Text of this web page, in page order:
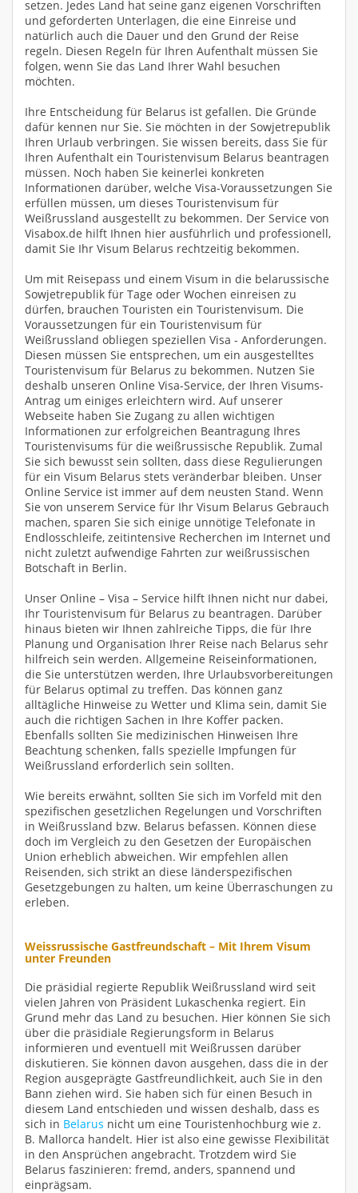
setzen. Jedes Land hat seine ganz eigenen Vorschriften
und geforderten Unterlagen, die eine Einreise und
natürlich auch die Dauer und den Grund der Reise
regeln. Diesen Regeln für Ihren Aufenthalt müssen Sie
folgen, wenn Sie das Land Ihrer Wahl besuchen
möchten.
Ihre Entscheidung für Belarus ist gefallen. Die Gründe
dafür kennen nur Sie. Sie möchten in der Sowjetrepublik
Ihren Urlaub verbringen. Sie wissen bereits, dass Sie für
Ihren Aufenthalt ein Touristenvisum Belarus beantragen
müssen. Noch haben Sie keinerlei konkreten
Informationen darüber, welche Visa-Voraussetzungen Sie
erfüllen müssen, um dieses Touristenvisum für
Weißrussland ausgestellt zu bekommen. Der Service von
Visabox.de hilft Ihnen hier ausführlich und professionell,
damit Sie Ihr Visum Belarus rechtzeitig bekommen.
Um mit Reisepass und einem Visum in die belarussische
Sowjetrepublik für Tage oder Wochen einreisen zu
dürfen, brauchen Touristen ein Touristenvisum. Die
Voraussetzungen für ein Touristenvisum für
Weißrussland obliegen speziellen Visa - Anforderungen.
Diesen müssen Sie entsprechen, um ein ausgestelltes
Touristenvisum für Belarus zu bekommen. Nutzen Sie
deshalb unseren Online Visa-Service, der Ihren Visums-
Antrag um einiges erleichtern wird. Auf unserer
Webseite haben Sie Zugang zu allen wichtigen
Informationen zur erfolgreichen Beantragung Ihres
Touristenvisums für die weißrussische Republik. Zumal
Sie sich bewusst sein sollten, dass diese Regulierungen
für ein Visum Belarus stets veränderbar bleiben. Unser
Online Service ist immer auf dem neusten Stand. Wenn
Sie von unserem Service für Ihr Visum Belarus Gebrauch
machen, sparen Sie sich einige unnötige Telefonate in
Endlosschleife, zeitintensive Recherchen im Internet und
nicht zuletzt aufwendige Fahrten zur weißrussischen
Botschaft in Berlin.
Unser Online – Visa – Service hilft Ihnen nicht nur dabei,
Ihr Touristenvisum für Belarus zu beantragen. Darüber
hinaus bieten wir Ihnen zahlreiche Tipps, die für Ihre
Planung und Organisation Ihrer Reise nach Belarus sehr
hilfreich sein werden. Allgemeine Reiseinformationen,
die Sie unterstützen werden, Ihre Urlaubsvorbereitungen
für Belarus optimal zu treffen. Das können ganz
alltägliche Hinweise zu Wetter und Klima sein, damit Sie
auch die richtigen Sachen in Ihre Koffer packen.
Ebenfalls sollten Sie medizinischen Hinweisen Ihre
Beachtung schenken, falls spezielle Impfungen für
Weißrussland erforderlich sein sollten.
Wie bereits erwähnt, sollten Sie sich im Vorfeld mit den
spezifischen gesetzlichen Regelungen und Vorschriften
in Weißrussland bzw. Belarus befassen. Können diese
doch im Vergleich zu den Gesetzen der Europäischen
Union erheblich abweichen. Wir empfehlen allen
Reisenden, sich strikt an diese länderspezifischen
Gesetzgebungen zu halten, um keine Überraschungen zu
erleben.
Weissrussische Gastfreundschaft – Mit Ihrem Visum
unter Freunden
Die präsidial regierte Republik Weißrussland wird seit
vielen Jahren von Präsident Lukaschenka regiert. Ein
Grund mehr das Land zu besuchen. Hier können Sie sich
über die präsidiale Regierungsform in Belarus
informieren und eventuell mit Weißrussen darüber
diskutieren. Sie können davon ausgehen, dass die in der
Region ausgeprägte Gastfreundlichkeit, auch Sie in den
Bann ziehen wird. Sie haben sich für einen Besuch in
diesem Land entschieden und wissen deshalb, dass es
sich in Belarus nicht um eine Touristenhochburg wie z.
B. Mallorca handelt. Hier ist also eine gewisse Flexibilität
in den Ansprüchen angebracht. Trotzdem wird Sie
Belarus faszinieren: fremd, anders, spannend und
einprägsam.